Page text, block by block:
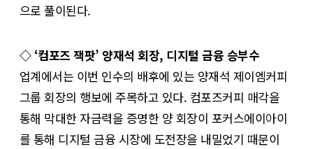
으로 풀이된다.
◇ ‘컴포즈 잭팟’ 양재석 회장, 디지털 금융 승부수
업계에서는 이번 인수의 배후에 있는 양재석 제이엠커피
그룹 회장의 행보에 주목하고 있다. 컴포즈커피 매각을
통해 막대한 자금력을 증명한 양 회장이 포커스에이아이
를 통해 디지털 금융 시장에 도전장을 내밀었기 때문이